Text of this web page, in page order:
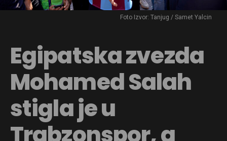
Foto Izvor: Tanjug / Samet Yalcin
Egipatska zvezda
Mohamed Salah
stigla je u
Trabzonspor, a